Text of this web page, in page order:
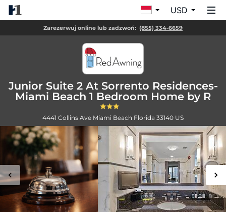
USD
Zarezerwuj online lub zadzwoń: (855) 334-6659
Junior Suite 2 At Sorrento Residences-
Miami Beach 1 Bedroom Home by R
4441 Collins Ave Miami Beach Florida 33140 US